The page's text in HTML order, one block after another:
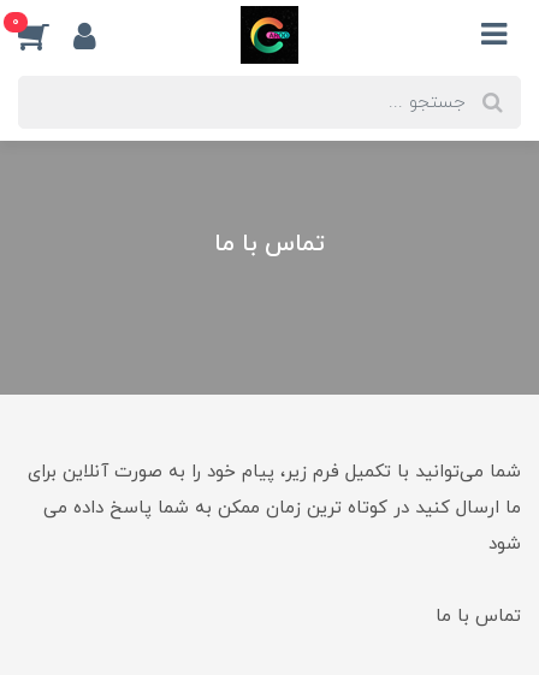
0
تماس با ما
شما می‌توانید با تکمیل فرم زیر، پیام خود را به صورت آنلاین برای
ما ارسال کنید در کوتاه ترین زمان ممکن به شما پاسخ داده می
شود
تماس با ما